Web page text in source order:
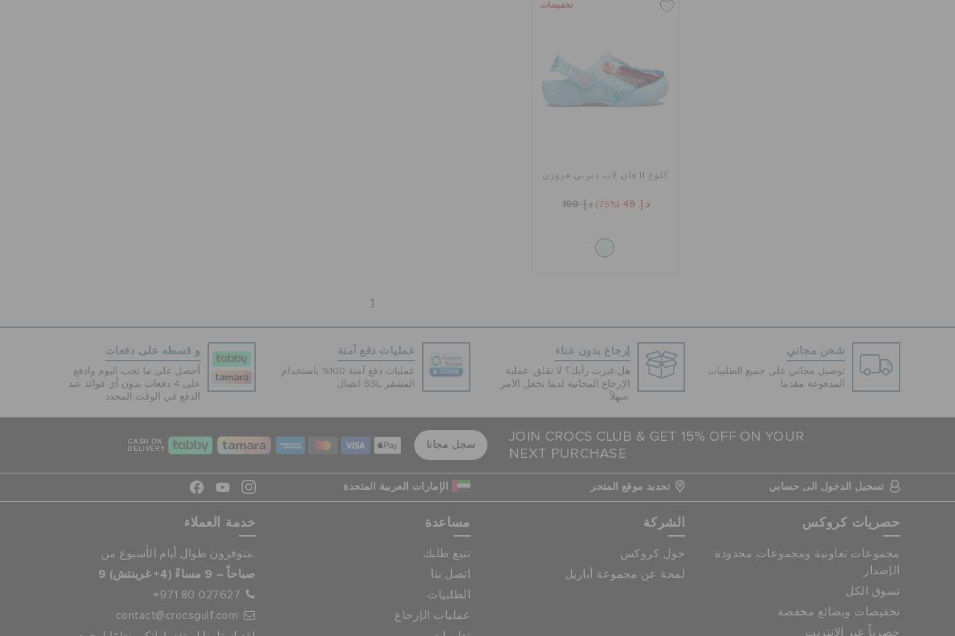
تخفيضات
كلوغ II فان لاب ديزني فروزن
د.إ. 49 (75%) د.إ. 199
1
شحن مجاني
توصيل مجاني على جميع الطلبيات
المدفوعة مقدما
إرجاع بدون عناء
هل غيرت رأيك؟ لا تقلق. عملية
الإرجاع المجانية لدينا تجعل الأمر
سهلاً.
عمليات دفع آمنة
عمليات دفع آمنة 100% باستخدام
اتصال SSL المشفر
و قسطه على دفعات
أحصل على ما تحب اليوم وادفع
على 4 دفعات بدون أي فوائد عند
الدفع في الوقت المحدد
JOIN CROCS CLUB & GET 15% OFF ON YOUR
NEXT PURCHASE
سجل مجانا
CASH ON
DELIVERY
تسجيل الدخول الى حسابي تحديد موقع المتجر الإمارات العربية المتحدة
حصريات كروكس
مجموعات تعاونية ومجموعات محدودة
الإصدار
تسوق الكل
تخفيضات وبضائع مخفضة
حصرياً عبر الانترنت
الشركة
حول كروكس
لمحة عن مجموعة أباريل
مساعدة
تتبع طلبك
اتصل بنا
الطلبيات
عمليات الإرجاع
خدمة العملاء
متوفرون طوال أيام الأسبوع من:
9 صباحاً – 9 مساءً (4+ غرينتش)
+971 80 027627
contact@crocsgulf.com